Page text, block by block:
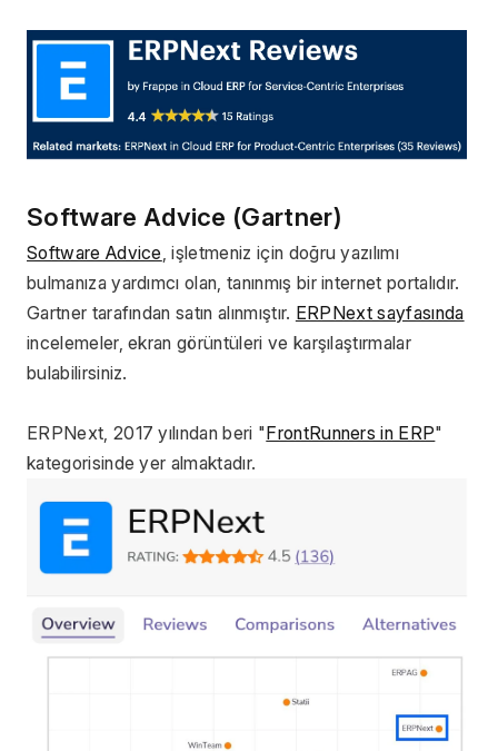
Software Advice (Gartner)
Software Advice , işletmeniz için doğru yazılımı
bulmanıza yardımcı olan, tanınmış bir internet portalıdır.
Gartner tarafından satın alınmıştır. ERPNext sayfasında
incelemeler, ekran görüntüleri ve karşılaştırmalar
bulabilirsiniz.
ERPNext, 2017 yılından beri "FrontRunners in ERP"
kategorisinde yer almaktadır.